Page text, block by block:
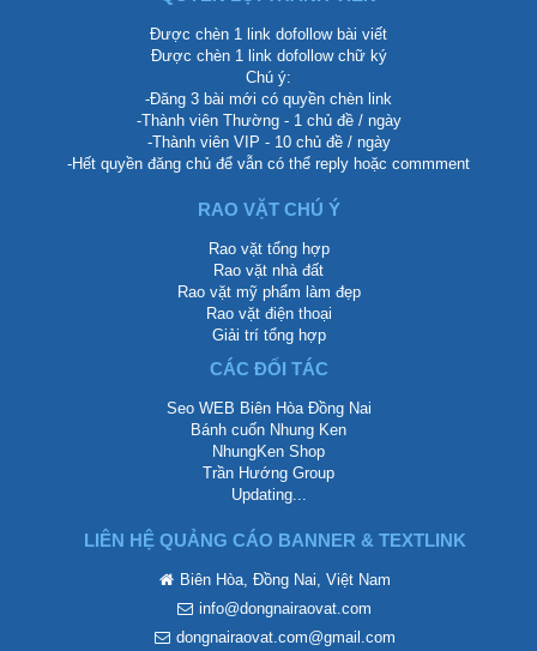
Được chèn 1 link dofollow bài viết
Được chèn 1 link dofollow chữ ký
Chú ý:
-Đăng 3 bài mới có quyền chèn link
-Thành viên Thường - 1 chủ đề / ngày
-Thành viên VIP - 10 chủ đề / ngày
-Hết quyền đăng chủ để vẫn có thể reply hoặc commment
RAO VẶT CHÚ Ý
Rao vặt tổng hợp
Rao vặt nhà đất
Rao vặt mỹ phẩm làm đẹp
Rao vặt điện thoại
Giải trí tổng hợp
CÁC ĐỐI TÁC
Seo WEB Biên Hòa Đồng Nai
Bánh cuốn Nhung Ken
NhungKen Shop
Trần Hướng Group
Updating...
LIÊN HỆ QUẢNG CÁO BANNER & TEXTLINK
Biên Hòa, Đồng Nai, Việt Nam
info@dongnairaovat.com
dongnairaovat.com@gmail.com